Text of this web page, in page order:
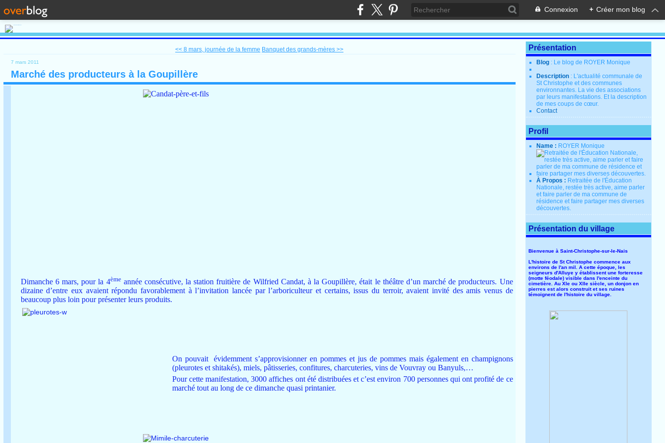
Connexion + Créer mon blog
<< 8 mars, journée de la femme Banquet des grands-mères >>
7 mars 2011
Marché des producteurs à la Goupillère
Dimanche 6 mars, pour la 4èmeannée consécutive, la station fruitière de Wilfried Candat, à la Goupillère, était le théâtre d’un marché de producteurs. Une
dizaine d’entre eux avaient répondu favorablement à l’invitation lancée par l’arboriculteur et certains, issus du terroir, avaient invité des amis venus de
beaucoup plus loin pour présenter leurs produits.
On pouvait
évidemment s’approvisionner en pommes et jus de pommes mais également en champignons
(pleurotes et shitakés), miels, pâtisseries, confitures, charcuteries, vins de Vouvray ou Banyuls,…
Pour cette manifestation, 3000 affiches ont été distribuées et c’est environ 700 personnes qui ont profité de ce
marché tout au long de ce dimanche quasi printanier.
Présentation
Blog : Le blog de ROYER Monique
Description : L'actualité communale de
St Christophe et des communes
environnantes. La vie des associations
par leurs manifestations. Et la description
de mes coups de cœur.
Contact
Profil
Name : ROYER Monique
À Propos : Retraitée de l'Éducation
Nationale, restée très active, aime parler
et faire parler de ma commune de
résidence et faire partager mes diverses
découvertes.
Présentation du village
Bienvenue à Saint-Christophe-sur-le-Nais
L'histoire de St Christophe commence aux
environs de l'an mil. A cette époque, les
seigneurs d'Alluye y établissent une forteresse
(motte féodale) visible dans l'enceinte du
cimetière. Au XIe ou XIIe siècle, un donjon en
pierres est alors construit et ses ruines
témoignent de l'histoire du village.